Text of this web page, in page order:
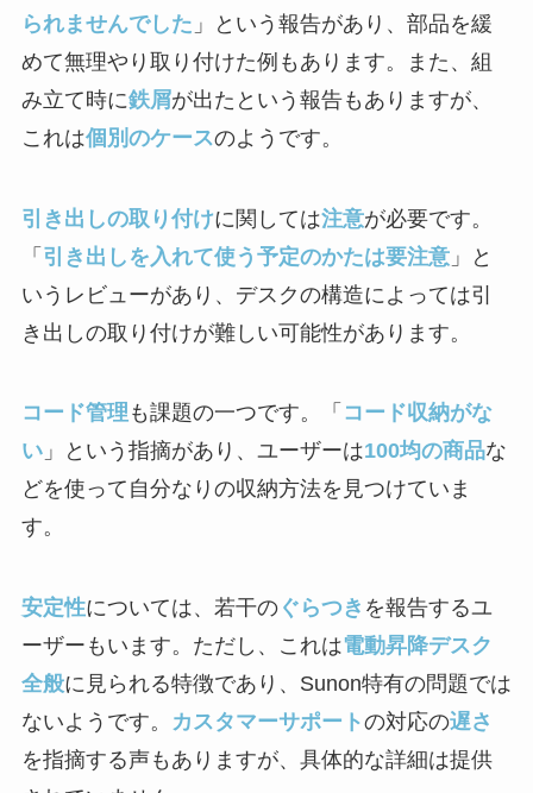
られませんでした 」という報告があり、部品を緩
めて無理やり取り付けた例もあります。また、組
み立て時に鉄屑が出たという報告もありますが、
これは個別のケースのようです。
引き出しの取り付けに関しては注意が必要です。
「 引き出しを入れて使う予定のかたは要注意」と
いうレビューがあり、デスクの構造によっては引
き出しの取り付けが難しい可能性があります。
コード管理 も課題の一つです。「 コード収納がな
い」という指摘があり、ユーザーは100均の商品な
どを使って自分なりの収納方法を見つけていま
す。
安定性については、若干のぐらつき を報告するユ
ーザーもいます。ただし、これは電動昇降デスク
全般に見られる特徴であり、Sunon特有の問題では
ないようです。
カスタマーサポートの対応の遅さ
を指摘する声もありますが、具体的な詳細は提供